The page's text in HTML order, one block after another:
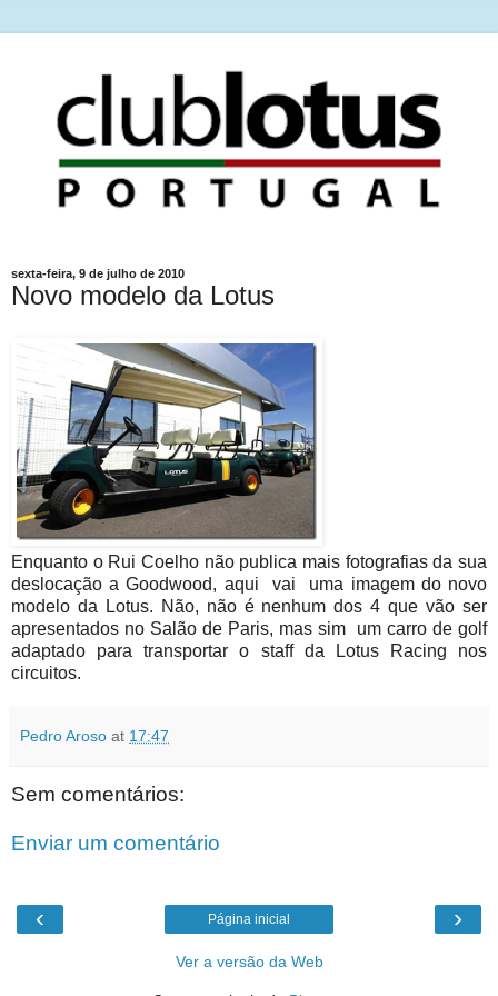
sexta-feira, 9 de julho de 2010
Novo modelo da Lotus
Enquanto o Rui Coelho não publica mais fotografias da sua
deslocação a Goodwood, aqui vai uma imagem do novo
modelo da Lotus. Não, não é nenhum dos 4 que vão ser
apresentados no Salão de Paris, mas sim um carro de golf
adaptado para transportar o staff da Lotus Racing nos
circuitos.
Pedro Aroso at 17:47
Sem comentários:
Enviar um comentário
‹ ›
Página inicial
Ver a versão da Web